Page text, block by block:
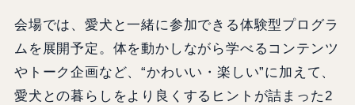
会場では、愛犬と一緒に参加できる体験型プログラ
ムを展開予定。体を動かしながら学べるコンテンツ
やトーク企画など、“かわいい・楽しい”に加えて、
愛犬との暮らしをより良くするヒントが詰まった2